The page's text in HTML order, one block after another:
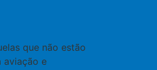
que não estão
aviação e